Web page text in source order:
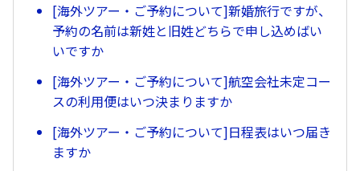
[海外ツアー・ご予約について]新婚旅行ですが、
予約の名前は新姓と旧姓どちらで申し込めばい
いですか
[海外ツアー・ご予約について]航空会社未定コー
スの利用便はいつ決まりますか
[海外ツアー・ご予約について]日程表はいつ届き
ますか